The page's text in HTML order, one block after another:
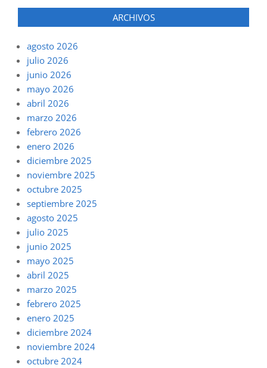
ARCHIVOS
agosto 2026
julio 2026
junio 2026
mayo 2026
abril 2026
marzo 2026
febrero 2026
enero 2026
diciembre 2025
noviembre 2025
octubre 2025
septiembre 2025
agosto 2025
julio 2025
junio 2025
mayo 2025
abril 2025
marzo 2025
febrero 2025
enero 2025
diciembre 2024
noviembre 2024
octubre 2024